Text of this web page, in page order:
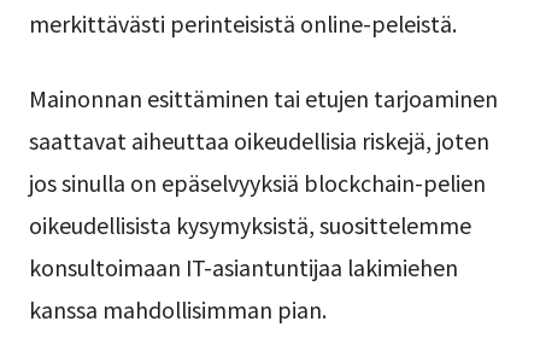
merkittävästi perinteisistä online-peleistä.
Mainonnan esittäminen tai etujen tarjoaminen
saattavat aiheuttaa oikeudellisia riskejä, joten
jos sinulla on epäselvyyksiä blockchain-pelien
oikeudellisista kysymyksistä, suosittelemme
konsultoimaan IT-asiantuntijaa lakimiehen
kanssa mahdollisimman pian.